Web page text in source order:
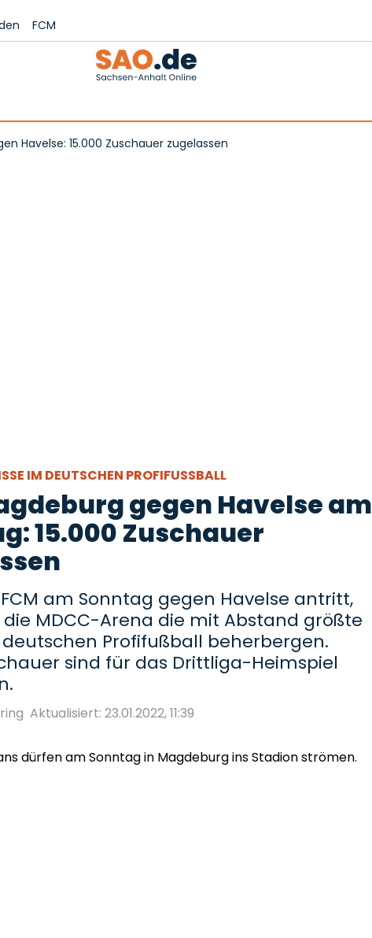
FCM
Havelse: 15.000 Zuschauer zugelassen
IM DEUTSCHEN PROFIFUSSBALL
gegen Havelse am
15.000 Zuschauer
am Sonntag gegen Havelse antritt,
MDCC-Arena die mit Abstand größte
deutschen Profifußball beherbergen.
sind für das Drittliga-Heimspiel
Aktualisiert: 23.01.2022, 11:39